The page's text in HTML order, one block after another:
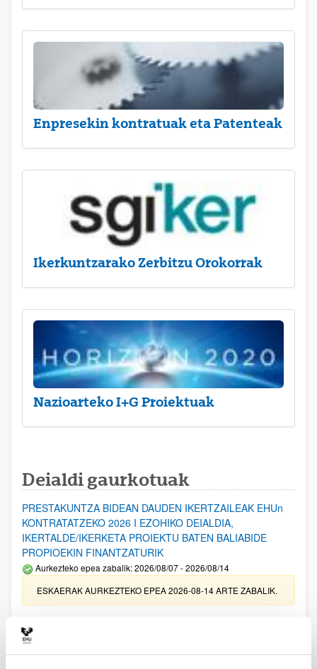
Enpresekin kontratuak eta Patenteak
Ikerkuntzarako Zerbitzu Orokorrak
Nazioarteko I+G Proiektuak
Deialdi gaurkotuak
PRESTAKUNTZA BIDEAN DAUDEN IKERTZAILEAK EHUn
KONTRATATZEKO 2026 I EZOHIKO DEIALDIA,
IKERTALDE/IKERKETA PROIEKTU BATEN BALIABIDE
PROPIOEKIN FINANTZATURIK
Aurkezteko epea zabalik: 2026/08/07 - 2026/08/14
ESKAERAK AURKEZTEKO EPEA 2026-08-14 ARTE ZABALIK.
erosi eta berritzeko laguntzak 2026
Izapide irekia